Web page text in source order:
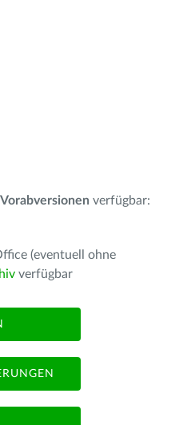
Vorabversionen verfügbar:
(eventuell ohne
verfügbar